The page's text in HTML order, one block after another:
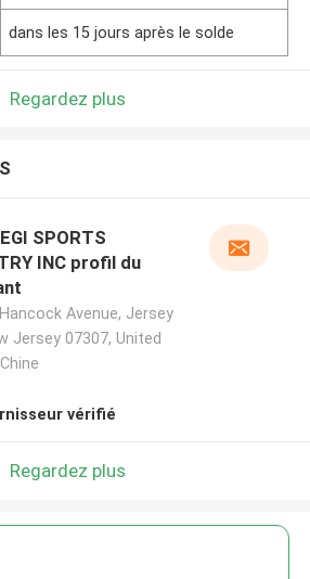
dans les 15 jours après le solde
Regardez plus
SPORTS
INC profil du
Avenue, Jersey
Jersey 07307, United
vérifié
Regardez plus